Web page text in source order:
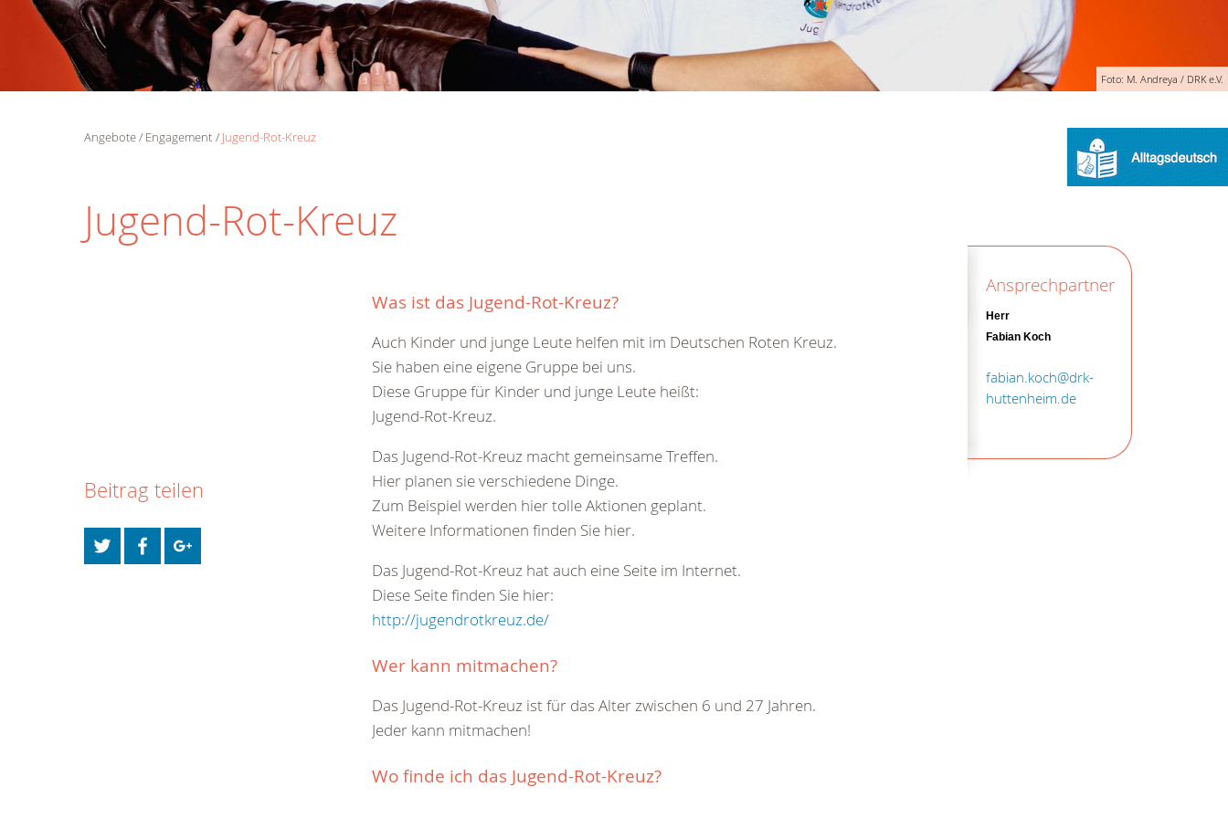
Foto: M. Andreya / DRK e.V.
Angebote Engagement Jugend-Rot-Kreuz
Jugend-Rot-Kreuz
Ansprechpartner
Herr
Fabian Koch
fabian.koch@drk-
huttenheim.de
Was ist das Jugend-Rot-Kreuz?
Auch Kinder und junge Leute helfen mit im Deutschen Roten Kreuz.
Sie haben eine eigene Gruppe bei uns.
Diese Gruppe für Kinder und junge Leute heißt:
Jugend-Rot-Kreuz.
Das Jugend-Rot-Kreuz macht gemeinsame Treffen.
Hier planen sie verschiedene Dinge.
Zum Beispiel werden hier tolle Aktionen geplant.
Weitere Informationen finden Sie hier.
Das Jugend-Rot-Kreuz hat auch eine Seite im Internet.
Diese Seite finden Sie hier:
http://jugendrotkreuz.de/
Wer kann mitmachen?
Das Jugend-Rot-Kreuz ist für das Alter zwischen 6 und 27 Jahren.
Jeder kann mitmachen!
Wo finde ich das Jugend-Rot-Kreuz?
Beitrag teilen